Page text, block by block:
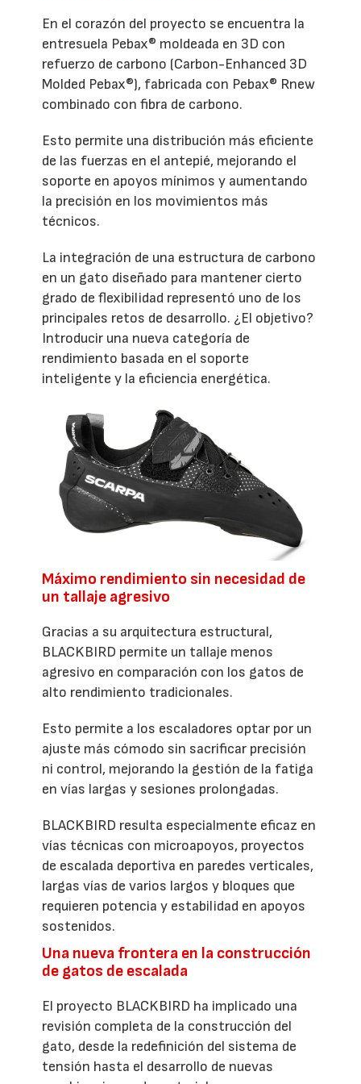
En el corazón del proyecto se encuentra la
entresuela Pebax® moldeada en 3D con
refuerzo de carbono (Carbon-Enhanced 3D
Molded Pebax®), fabricada con Pebax® Rnew
combinado con fibra de carbono.
Esto permite una distribución más eficiente
de las fuerzas en el antepié, mejorando el
soporte en apoyos mínimos y aumentando
la precisión en los movimientos más
técnicos.
La integración de una estructura de carbono
en un gato diseñado para mantener cierto
grado de flexibilidad representó uno de los
principales retos de desarrollo. ¿El objetivo?
Introducir una nueva categoría de
rendimiento basada en el soporte
inteligente y la eficiencia energética.
Máximo rendimiento sin necesidad de
un tallaje agresivo
Gracias a su arquitectura estructural,
BLACKBIRD permite un tallaje menos
agresivo en comparación con los gatos de
alto rendimiento tradicionales.
Esto permite a los escaladores optar por un
ajuste más cómodo sin sacrificar precisión
ni control, mejorando la gestión de la fatiga
en vías largas y sesiones prolongadas.
BLACKBIRD resulta especialmente eficaz en
vías técnicas con microapoyos, proyectos
de escalada deportiva en paredes verticales,
largas vías de varios largos y bloques que
requieren potencia y estabilidad en apoyos
sostenidos.
Una nueva frontera en la construcción
de gatos de escalada
El proyecto BLACKBIRD ha implicado una
revisión completa de la construcción del
gato, desde la redefinición del sistema de
tensión hasta el desarrollo de nuevas